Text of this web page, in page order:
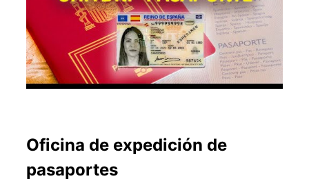
Oficina de expedición de
pasaportes